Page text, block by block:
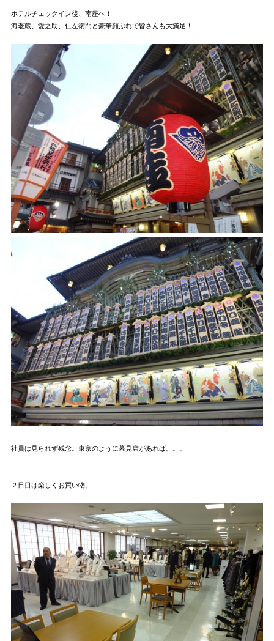
ホテルチェックイン後、南座へ！
海老蔵、愛之助、仁左衛門と豪華顔ぶれで皆さんも大満足！
社員は見られず残念。東京のように幕見席があれば。。。
２日目は楽しくお買い物。